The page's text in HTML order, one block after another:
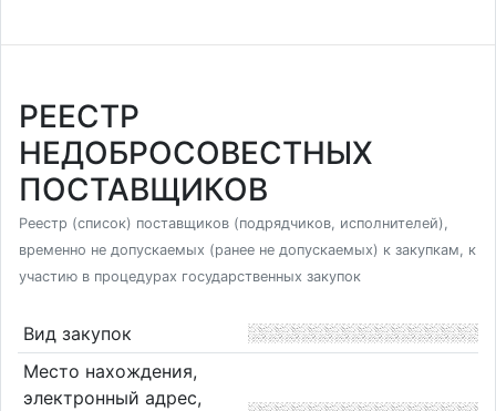
РЕЕСТР
НЕДОБРОСОВЕСТНЫХ
ПОСТАВЩИКОВ
Реестр (список) поставщиков (подрядчиков, исполнителей),
временно не допускаемых (ранее не допускаемых) к закупкам, к
участию в процедурах государственных закупок
Вид закупок
Место нахождения,
электронный адрес,